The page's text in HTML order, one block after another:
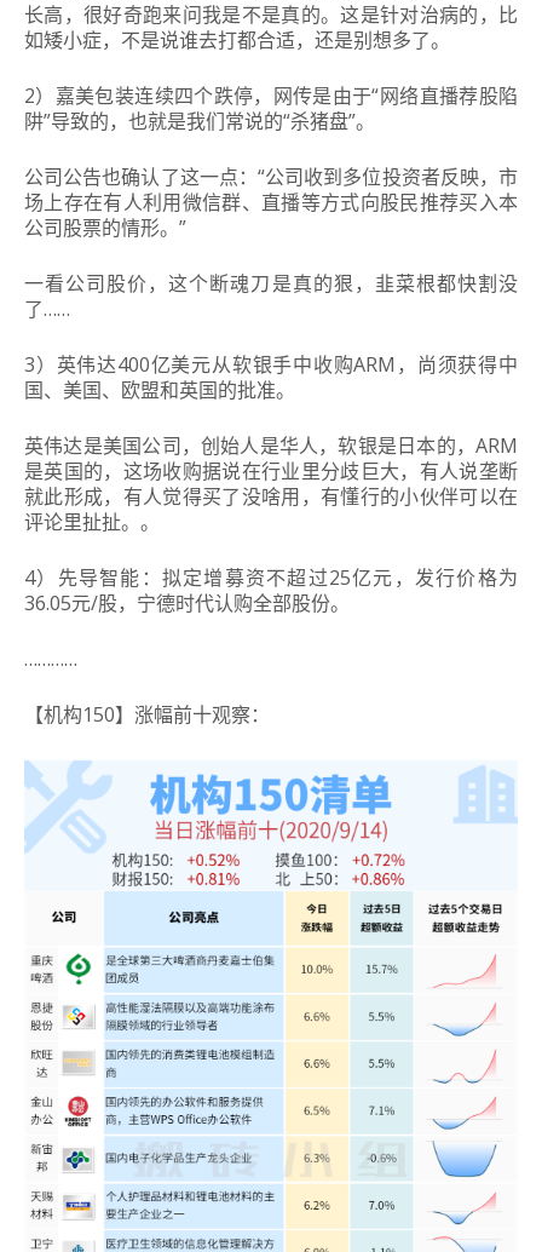
长高，很好奇跑来问我是不是真的。这是针对治病的，比
如矮小症，不是说谁去打都合适，还是别想多了。
2）嘉美包装连续四个跌停，网传是由于“网络直播荐股陷
阱”导致的，也就是我们常说的“杀猪盘”。
公司公告也确认了这一点：“公司收到多位投资者反映，市
场上存在有人利用微信群、直播等方式向股民推荐买入本
公司股票的情形。”
一看公司股价，这个断魂刀是真的狠，韭菜根都快割没
了……
3）英伟达400亿美元从软银手中收购ARM，尚须获得中
国、美国、欧盟和英国的批准。
英伟达是美国公司，创始人是华人，软银是日本的，ARM
是英国的，这场收购据说在行业里分歧巨大，有人说垄断
就此形成，有人觉得买了没啥用，有懂行的小伙伴可以在
评论里扯扯。 。
4）先导智能： 拟定增募资不超过25亿元，发行价格为
36.05元/股，宁德时代认购全部股份。
…………
【机构150】涨幅前十观察：